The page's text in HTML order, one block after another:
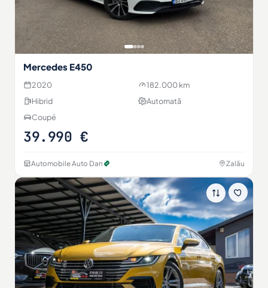
Mercedes E450
2020
182.000 km
Hibrid
Automată
Coupé
39.990 €
Automobile Auto Dan Zalău